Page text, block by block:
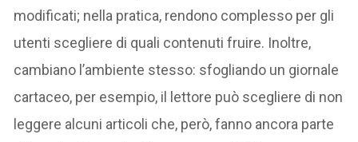
modificati; nella pratica, rendono complesso per gli
utenti scegliere di quali contenuti fruire. Inoltre,
cambiano l’ambiente stesso: sfogliando un giornale
cartaceo, per esempio, il lettore può scegliere di non
leggere alcuni articoli che, però, fanno ancora parte